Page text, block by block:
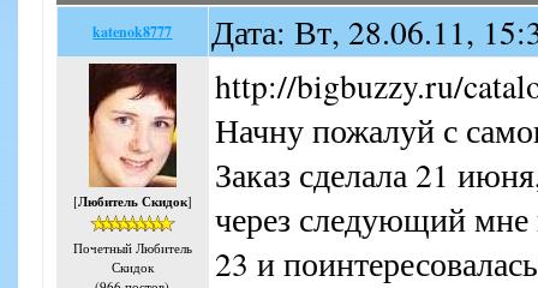
katenok8777 Дата: Вт, 28.06.11,
[Любитель Скидок]
Почетный Любитель
Скидок
http://bigbuzzy.ru/
Начну пожалуй с
Заказ сделала 21
через следующий мне
23 и